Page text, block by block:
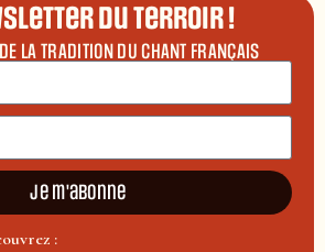
du terroir !
LA TRADITION DU CHANT FRANÇAIS
Je m'abonne
: